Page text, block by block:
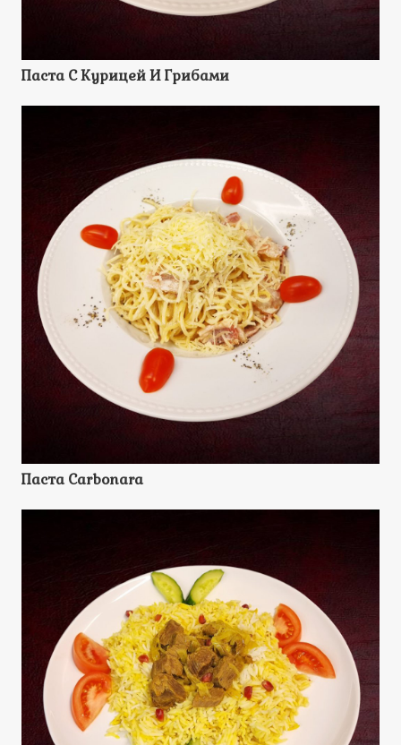
Паста С Курицей И Грибами
Паста Carbonara